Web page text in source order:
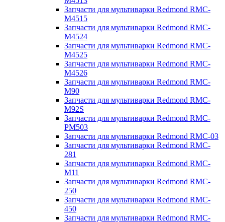
Запчасти для мультиварки Redmond RMC-
M4515
Запчасти для мультиварки Redmond RMC-
M4524
Запчасти для мультиварки Redmond RMC-
M4525
Запчасти для мультиварки Redmond RMC-
M4526
Запчасти для мультиварки Redmond RMC-
M90
Запчасти для мультиварки Redmond RMC-
M92S
Запчасти для мультиварки Redmond RMC-
PM503
Запчасти для мультиварки Redmond RMC-03
Запчасти для мультиварки Redmond RMC-
281
Запчасти для мультиварки Redmond RMC-
M11
Запчасти для мультиварки Redmond RMC-
250
Запчасти для мультиварки Redmond RMC-
450
Запчасти для мультиварки Redmond RMC-